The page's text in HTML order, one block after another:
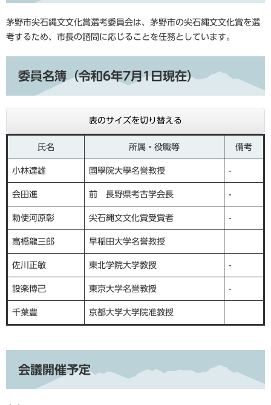
茅野市尖石縄文文化賞選考委員会は、茅野市の尖石縄文文化賞を選
考するため、市長の諮問に応じることを任務としています。
委員名簿（令和6年7月1日現在）
表のサイズを切り替える
氏名 所属・役職等 備考
小林達雄 國學院大學名誉教授 -
会田進 前 長野県考古学会長 -
勅使河原彰 尖石縄文文化賞受賞者 -
高橋龍三郎 早稲田大学名誉教授
佐川正敏 東北学院大学教授 -
設楽博己 東京大学名誉教授 -
千葉豊 京都大学大学院准教授
会議開催予定